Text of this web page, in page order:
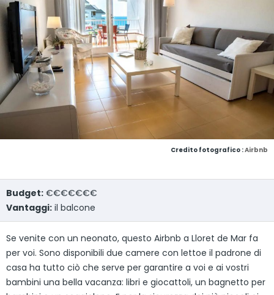
Credito fotografico :Airbnb
Budget: €€€€€€€
Vantaggi: il balcone
Se venite con un neonato, questo Airbnb a Lloret de Mar fa
per voi. Sono disponibili due camere con lettoe il padrone di
casa ha tutto ciò che serve per garantire a voi e ai vostri
bambini una bella vacanza: libri e giocattoli, un bagnetto per